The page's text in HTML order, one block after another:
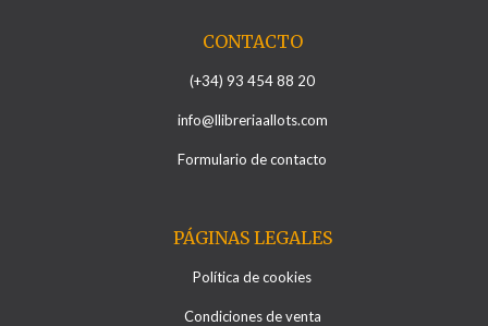
CONTACTO
(+34) 93 454 88 20
info@llibreriaallots.com
Formulario de contacto
PÁGINAS LEGALES
Política de cookies
Condiciones de venta